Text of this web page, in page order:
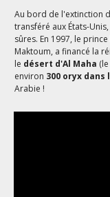
Au bord de l'extinction
transféré aux États-
sûres. En 1997, le
Maktoum, a financé la
le désert d'Al Maha
environ 300 oryx dans
Arabie !